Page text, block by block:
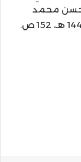
حسن محمد